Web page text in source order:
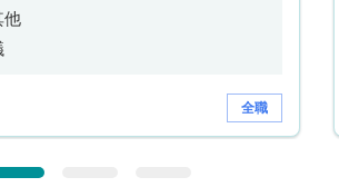
他
全職